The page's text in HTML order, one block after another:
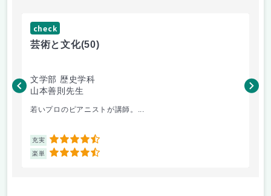
check
芸術と文化(50)
文学部 歴史学科
山本善則先生
若いプロのピアニストが講師。...
充実 4.5
楽単 4.5
山